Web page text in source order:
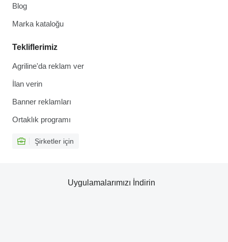
Blog
Marka kataloğu
Tekliflerimiz
Agriline'da reklam ver
İlan verin
Banner reklamları
Ortaklık programı
Şirketler için
Uygulamalarımızı İndirin